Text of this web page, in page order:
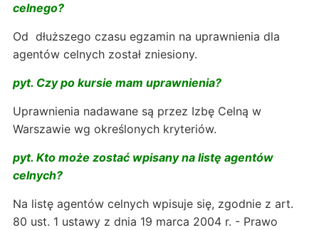
celnego?
Od dłuższego czasu egzamin na uprawnienia dla
agentów celnych został zniesiony.
pyt. Czy po kursie mam uprawnienia?
Uprawnienia nadawane są przez Izbę Celną w
Warszawie wg określonych kryteriów.
pyt. Kto może zostać wpisany na listę agentów
celnych?
Na listę agentów celnych wpisuje się, zgodnie z art.
80 ust. 1 ustawy z dnia 19 marca 2004 r. - Prawo